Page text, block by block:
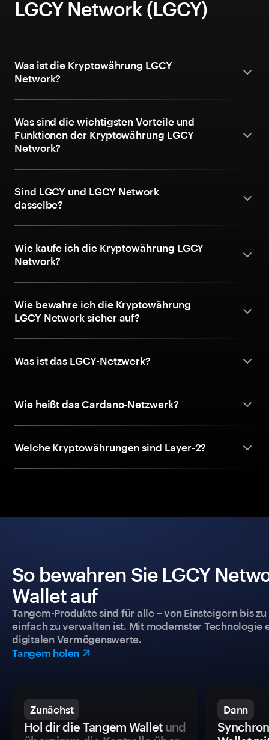
LGCY Network (LGCY)
Was ist die Kryptowährung LGCY
Network?
Was sind die wichtigsten Vorteile und
Funktionen der Kryptowährung LGCY
Network?
Sind LGCY und LGCY Network
dasselbe?
Wie kaufe ich die Kryptowährung LGCY
Network?
Wie bewahre ich die Kryptowährung
LGCY Network sicher auf?
Was ist das LGCY-Netzwerk?
Wie heißt das Cardano-Netzwerk?
Welche Kryptowährungen sind Layer-2?
So bewahren Sie LGCY
Wallet auf
Tangem-Produkte sind für alle – von Einsteigern bis
einfach zu verwalten ist. Mit modernster
digitalen Vermögenswerte.
Tangem holen
Zunächst
Hol dir die Tangem Walletund
Dann